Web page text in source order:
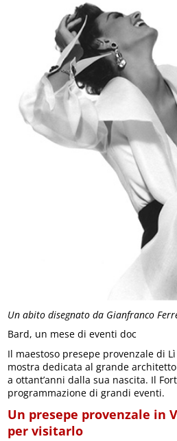
Un abito disegnato da Gianfranco
Bard, un mese di eventi doc
Il maestoso presepe provenzale di
mostra dedicata al grande
a ottant’anni dalla sua nascita. Il
programmazione di grandi eventi.
Un presepe provenzale in
per visitarlo